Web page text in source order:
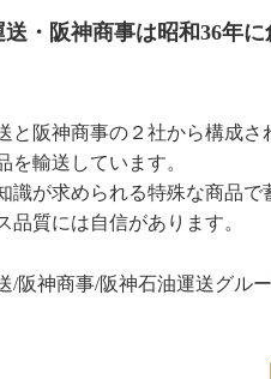
送・阪神商事は昭和36年
と阪神商事の２社から構成
を輸送しています。
識が求められる特殊な商品
品質には自信があります。
/阪神商事/阪神石油運送グル